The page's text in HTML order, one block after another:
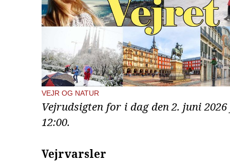
VEJR OG NATUR
Vejrudsigten for i dag den 2. juni
12:00.
Vejrvarsler